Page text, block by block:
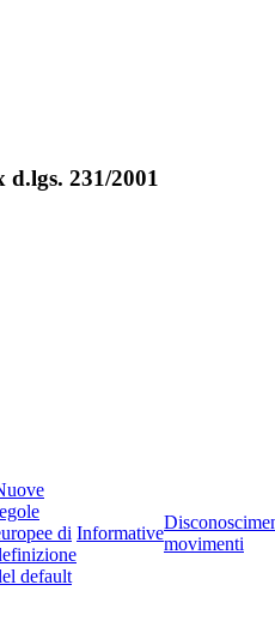
231/2001
di
default
Informative
movimenti